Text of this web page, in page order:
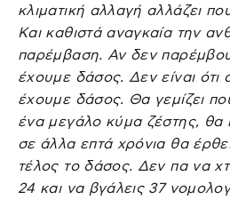
κλιματική αλλαγή αλλάζει
Και καθιστά αναγκαία την
παρέμβαση. Αν δεν
έχουμε δάσος. Δεν είναι
έχουμε δάσος. Θα γεμίζει
ένα μεγάλο κύμα ζέστης, θα
σε άλλα επτά χρόνια θα
τέλος το δάσος. Δεν πα να
24 και να βγάλεις 37